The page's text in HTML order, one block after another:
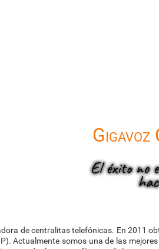
Gigavoz
El éxito no
de centralitas telefónicas. En 2011
Actualmente somos una de las